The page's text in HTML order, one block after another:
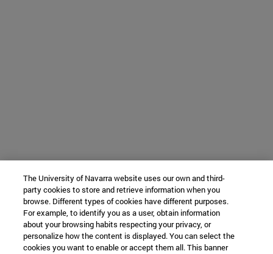
The University of Navarra website uses our own and third-
party cookies to store and retrieve information when you
browse. Different types of cookies have different purposes.
For example, to identify you as a user, obtain information
about your browsing habits respecting your privacy, or
personalize how the content is displayed. You can select the
cookies you want to enable or accept them all. This banner